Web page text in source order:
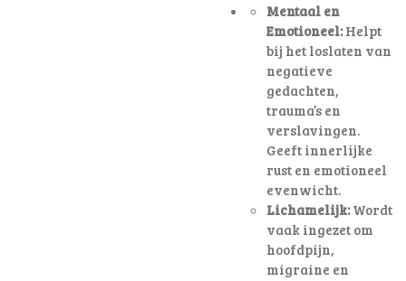
Mentaal en
Emotioneel:Helpt
bij het loslaten van
negatieve
gedachten,
trauma’s en
verslavingen.
Geeft innerlijke
rust en emotioneel
evenwicht.
Lichamelijk:Wordt
vaak ingezet om
hoofdpijn,
migraine en